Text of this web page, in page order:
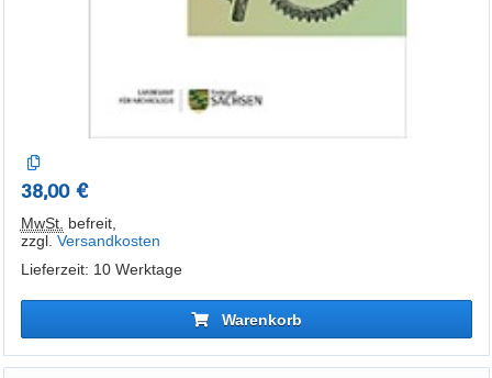
38,00 €
MwSt. befreit,
zzgl. Versandkosten
Lieferzeit: 10 Werktage
Warenkorb